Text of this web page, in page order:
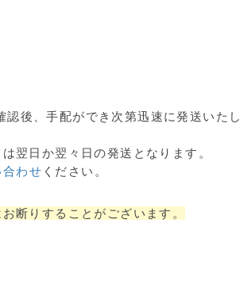
認後、手配ができ次第迅速に発送いたし
翌日か翌々日の発送となります。
合わせ ください。
断りすることがございます。